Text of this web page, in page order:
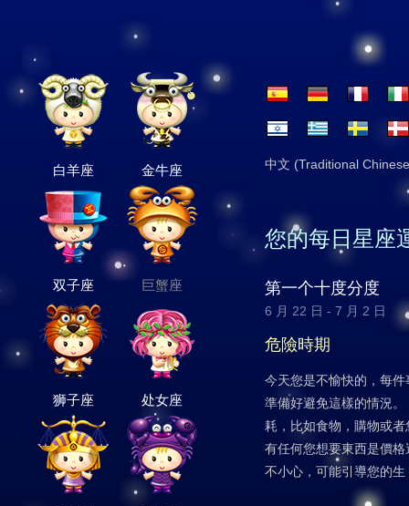
白羊座 金牛座
双子座 巨蟹座
狮子座 处女座
中文 (Traditional
您的每日星座
第一个十度分度
6 月 22 日 - 7 月 2 日
危險時期
今天您是不愉快的，每
準備好避免這樣的情況
耗，比如食物，購物或
有任何您想要東西是價
不小心，可能引導您的